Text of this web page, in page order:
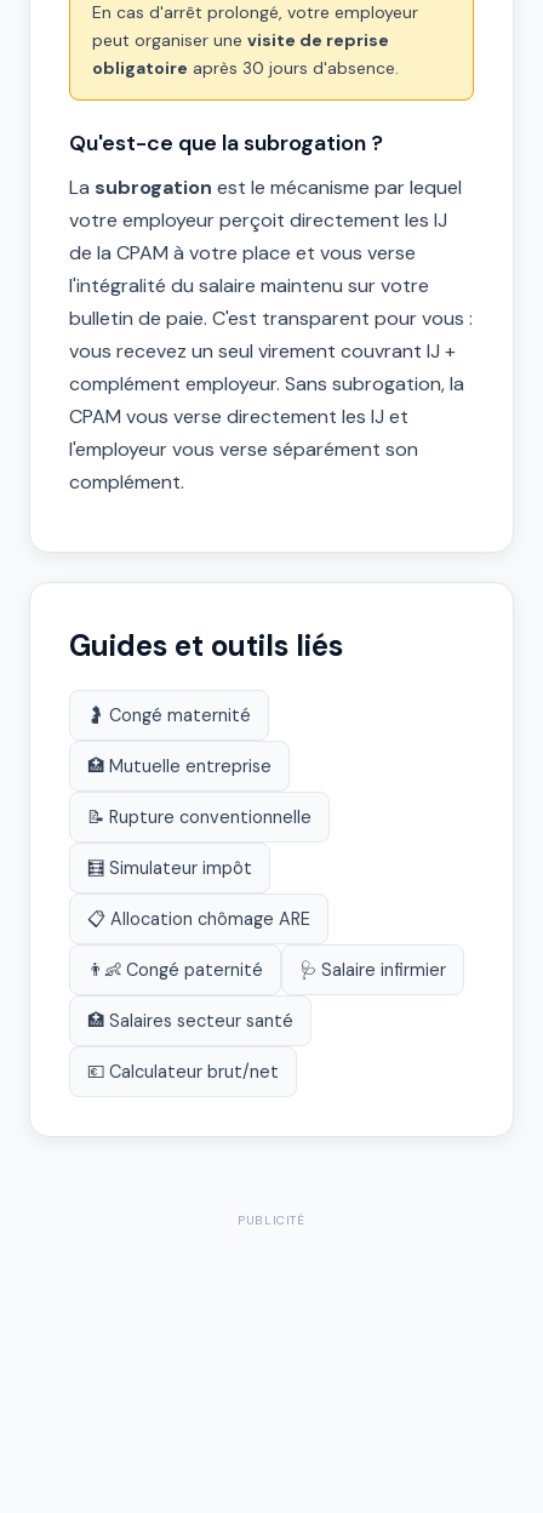
En cas d'arrêt prolongé, votre employeur
peut organiser une visite de reprise
obligatoire après 30 jours d'absence.
Qu'est-ce que la subrogation ?
La subrogation est le mécanisme par lequel
votre employeur perçoit directement les IJ
de la CPAM à votre place et vous verse
l'intégralité du salaire maintenu sur votre
bulletin de paie. C'est transparent pour vous :
vous recevez un seul virement couvrant IJ +
complément employeur. Sans subrogation, la
CPAM vous verse directement les IJ et
l'employeur vous verse séparément son
complément.
Guides et outils liés
🤰 Congé maternité
🏥 Mutuelle entreprise
📝 Rupture conventionnelle
🧮 Simulateur impôt
📋 Allocation chômage ARE
👨‍👶 Congé paternité 🩺 Salaire infirmier
🏥 Salaires secteur santé
💶 Calculateur brut/net
PUBLICITÉ